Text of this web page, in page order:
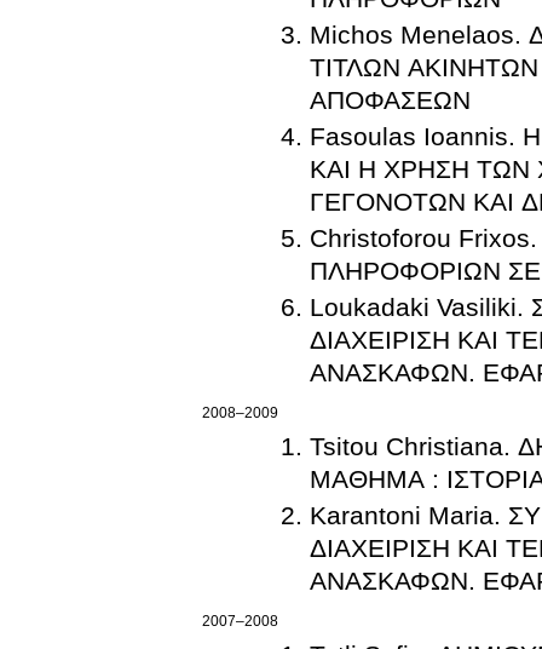
Michos
ΤΙΤΛΩΝ
ΑΠΟΦΑΣΕΩΝ
Fasoulas Ioannis. Η
ΚΑΙ Η ΧΡΗΣΗ ΤΩΝ
Christoforou Frixos. ΜΕΛΕΤΗ
Loukadaki
ΔΙΑΧΕΙΡΙΣΗ ΚΑΙ
ΑΝΑΣΚΑΦΩΝ.
2008–2009
Tsitou Christiana. ΔΗΜΙΟΥΡΓΙΑ
Karantoni Maria.
ΔΙΑΧΕΙΡΙΣΗ ΚΑΙ
2007–2008